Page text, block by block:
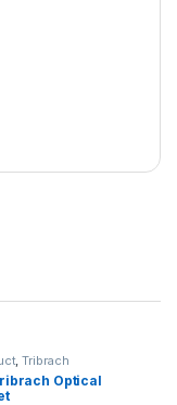
,Tribrach
Optical